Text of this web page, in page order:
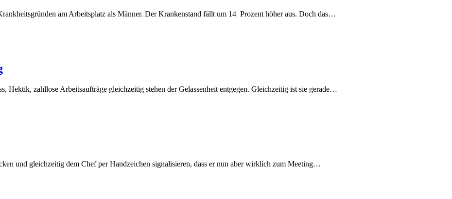
am Arbeitsplatz als Männer. Der Krankenstand fällt um 14 Prozent höher aus. Doch das…
Hektik, zahllose Arbeitsaufträge gleichzeitig stehen der Gelassenheit entgegen. Gleichzeitig ist sie gerade…
und gleichzeitig dem Chef per Handzeichen signalisieren, dass er nun aber wirklich zum Meeting…